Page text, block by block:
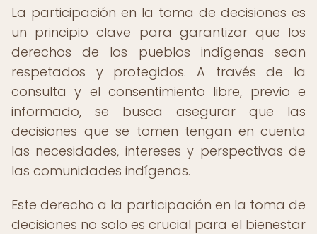
La participación en la toma de decisiones es
un principio clave para garantizar que los
derechos de los pueblos indígenas sean
respetados y protegidos. A través de la
consulta y el consentimiento libre, previo e
informado, se busca asegurar que las
decisiones que se tomen tengan en cuenta
las necesidades, intereses y perspectivas de
las comunidades indígenas.
Este derecho a la participación en la toma de
decisiones no solo es crucial para el bienestar